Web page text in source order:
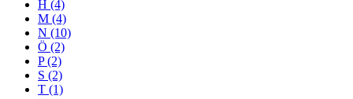
H (4)
M (4)
N (10)
Ö (2)
P(2)
S (2)
T (1)